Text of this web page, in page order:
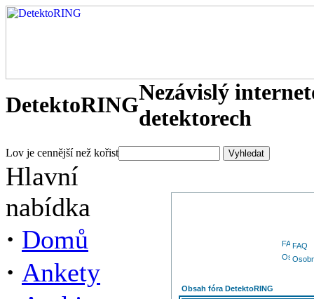
DetektoRINGNezávislý
detektorech
Lov je cennější než kořist
Hlavní
nabídka
· Domů
· Ankety
FAQ
Obsah fóra DetektoRING